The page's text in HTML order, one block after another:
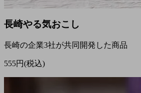
長崎やる気おこし
長崎の企業3社が共同開発した商品
555円(税込)